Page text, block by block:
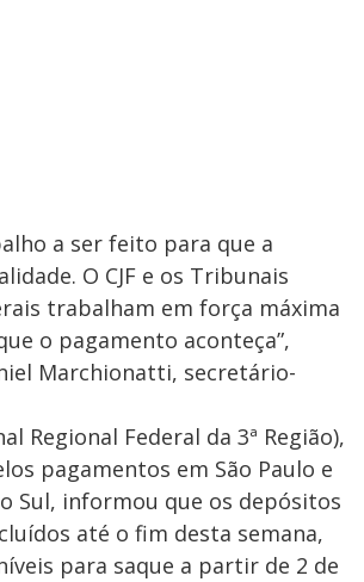
a ser feito para que a
O CJF e os Tribunais
trabalham em força máxima
o pagamento aconteça”,
Marchionatti, secretário-
Regional Federal da 3ª Região),
pagamentos em São Paulo e
Sul, informou que os depósitos
até o fim desta semana,
para saque a partir de 2 de